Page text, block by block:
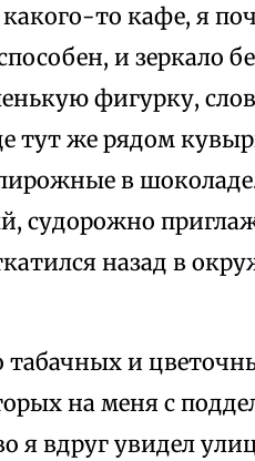
то кафе, я
и зеркало
фигурку,
тут же рядом
в
судорожно
назад в
и
на меня с
я вдруг увидел